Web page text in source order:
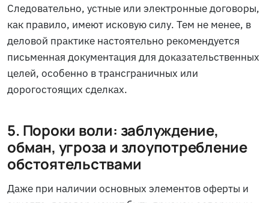
Следовательно, устные или электронные договоры,
как правило, имеют исковую силу. Тем не менее, в
деловой практике настоятельно рекомендуется
письменная документация для доказательственных
целей, особенно в трансграничных или
дорогостоящих сделках.
5. Пороки воли: заблуждение,
обман, угроза и злоупотребление
обстоятельствами
Даже при наличии основных элементов оферты и